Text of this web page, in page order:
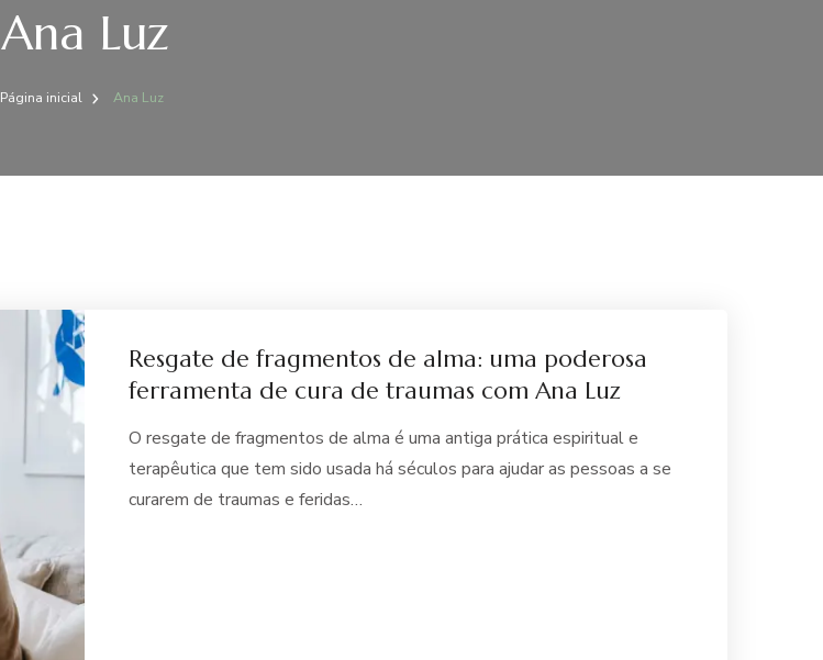
Ana Luz
Página inicial Ana Luz
Resgate de fragmentos de alma: uma poderosa
ferramenta de cura de traumas com Ana Luz
O resgate de fragmentos de alma é uma antiga prática espiritual e
terapêutica que tem sido usada há séculos para ajudar as pessoas a se
curarem de traumas e feridas…